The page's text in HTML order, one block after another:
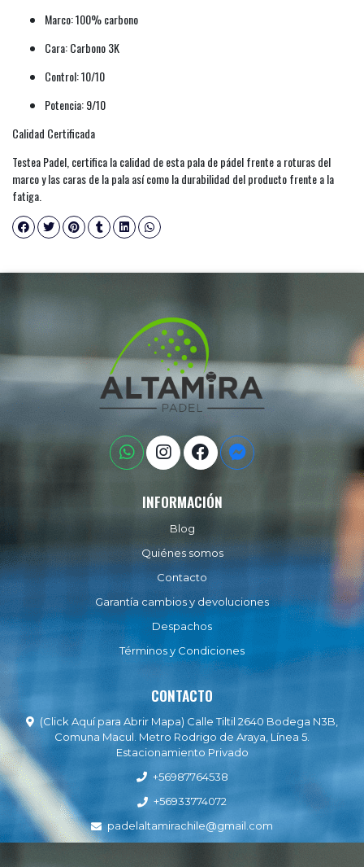
Marco: 100% carbono
Cara: Carbono 3K
Control: 10/10
Potencia: 9/10
Calidad Certificada
Testea Padel, certifica la calidad de esta pala de pádel frente a roturas del
marco y las caras de la pala así como la durabilidad del producto frente a la
fatiga.
INFORMACIÓN
Blog
Quiénes somos
Contacto
Garantía cambios y devoluciones
Despachos
Términos y Condiciones
CONTACTO
(Click Aquí para Abrir Mapa) Calle Tiltil 2640 Bodega N3B,
Comuna Macul. Metro Rodrigo de Araya, Línea 5.
Estacionamiento Privado
+56987764538
+56933774072
padelaltamirachile@gmail.com